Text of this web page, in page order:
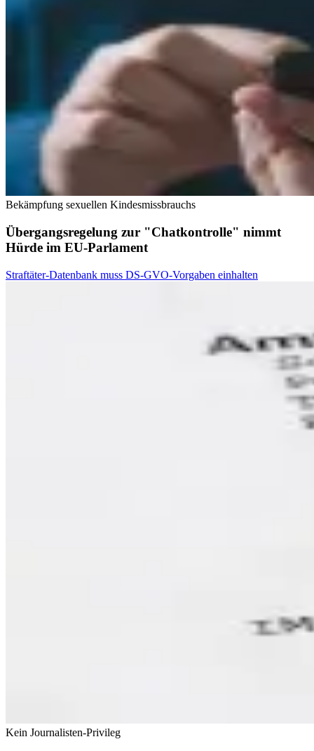
Bekämpfung sexuellen Kindesmissbrauchs
Übergangsregelung zur "Chatkontrolle" nimmt
Hürde im EU-Parlament
Straftäter-Datenbank muss DS-GVO-Vorgaben einhalten
Kein Journalisten-Privileg